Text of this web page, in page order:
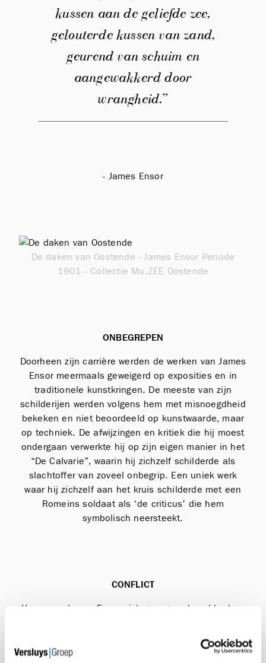
kussen aan de geliefde zee,
gelouterde kussen van zand,
geurend van schuim en
aangewakkerd door
wrangheid.”
- James Ensor
De daken van Oostende - James Ensor Periode
1901 - Collectie Mu.ZEE Oostende
ONBEGREPEN
Doorheen zijn carrière werden de werken van James
Ensor meermaals geweigerd op exposities en in
traditionele kunstkringen. De meeste van zijn
schilderijen werden volgens hem met misnoegdheid
bekeken en niet beoordeeld op kunstwaarde, maar
op techniek. De afwijzingen en kritiek die hij moest
ondergaan verwerkte hij op zijn eigen manier in het
“De Calvarie”, waarin hij zichzelf schilderde als
slachtoffer van zoveel onbegrip. Een uniek werk
waar hij zichzelf aan het kruis schilderde met een
Romeins soldaat als ‘de criticus’ die hem
symbolisch neersteekt.
CONFLICT
Hoe meer James Ensor zich genegeerd voelde door
zich ertegen verzette wat uitmondde in een
artistieke conflictsituatie tussen hem en de